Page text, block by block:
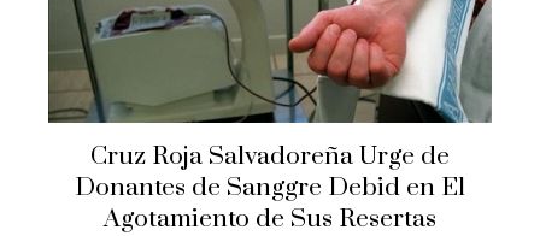
Cruz Roja Salvadoreña Urge de
Donantes de Sanggre Debid en El
Agotamiento de Sus Resertas